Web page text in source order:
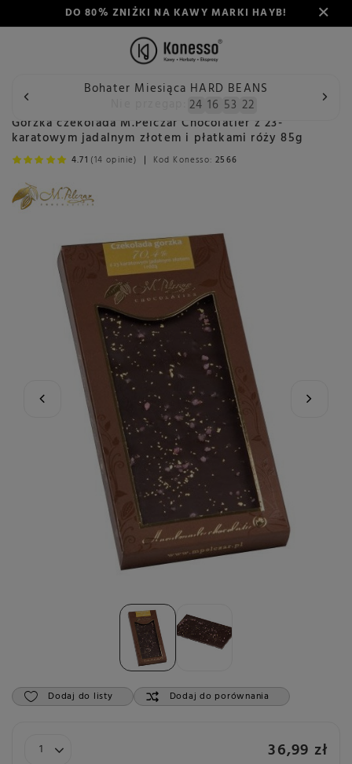
DO 80% ZNIŻKI NA KAWY MARKI HAYB!
Bohater Miesiąca HARD BEANS
24 16 53 21
Wstecz Konesso Delikatesy Spożywcze Słodkości
Gorzka czekolada M.Pelczar Chocolatier z 23-
karatowym jadalnym złotem i płatkami róży 85g
4.71 (14 opinie) Kod Konesso:2566
Dodaj do listy Dodaj do porównania
36,99 zł